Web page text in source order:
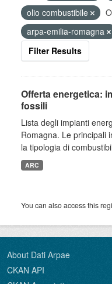
olio combustibile
arpa-emilia-romagna
Filter Results
Offerta energetica:
fossili
Lista degli impianti
Romagna. Le principali
la tipologia di
ARC
You can also access this
About Dati Arpae
CKAN API